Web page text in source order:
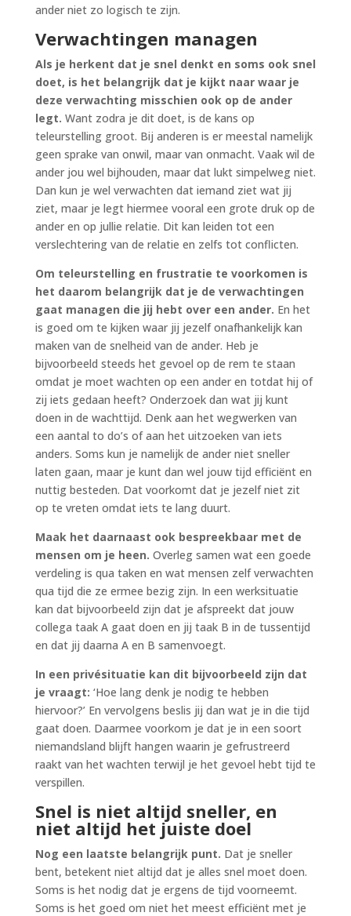
ander niet zo logisch te zijn.
Verwachtingen managen
Als je herkent dat je snel denkt en soms ook snel
doet, is het belangrijk dat je kijkt naar waar je
deze verwachting misschien ook op de ander
legt. Want zodra je dit doet, is de kans op
teleurstelling groot. Bij anderen is er meestal namelijk
geen sprake van onwil, maar van onmacht. Vaak wil de
ander jou wel bijhouden, maar dat lukt simpelweg niet.
Dan kun je wel verwachten dat iemand ziet wat jij
ziet, maar je legt hiermee vooral een grote druk op de
ander en op jullie relatie. Dit kan leiden tot een
verslechtering van de relatie en zelfs tot conflicten.
Om teleurstelling en frustratie te voorkomen is
het daarom belangrijk dat je de verwachtingen
gaat managen die jij hebt over een ander. En het
is goed om te kijken waar jij jezelf onafhankelijk kan
maken van de snelheid van de ander. Heb je
bijvoorbeeld steeds het gevoel op de rem te staan
omdat je moet wachten op een ander en totdat hij of
zij iets gedaan heeft? Onderzoek dan wat jij kunt
doen in de wachttijd. Denk aan het wegwerken van
een aantal to do’s of aan het uitzoeken van iets
anders. Soms kun je namelijk de ander niet sneller
laten gaan, maar je kunt dan wel jouw tijd efficiënt en
nuttig besteden. Dat voorkomt dat je jezelf niet zit
op te vreten omdat iets te lang duurt.
Maak het daarnaast ook bespreekbaar met de
mensen om je heen. Overleg samen wat een goede
verdeling is qua taken en wat mensen zelf verwachten
qua tijd die ze ermee bezig zijn. In een werksituatie
kan dat bijvoorbeeld zijn dat je afspreekt dat jouw
collega taak A gaat doen en jij taak B in de tussentijd
en dat jij daarna A en B samenvoegt.
In een privésituatie kan dit bijvoorbeeld zijn dat
je vraagt: ‘Hoe lang denk je nodig te hebben
hiervoor?’ En vervolgens beslis jij dan wat je in die tijd
gaat doen. Daarmee voorkom je dat je in een soort
niemandsland blijft hangen waarin je gefrustreerd
raakt van het wachten terwijl je het gevoel hebt tijd te
verspillen.
Snel is niet altijd sneller, en
niet altijd het juiste doel
Nog een laatste belangrijk punt. Dat je sneller
bent, betekent niet altijd dat je alles snel moet doen.
Soms is het nodig dat je ergens de tijd voorneemt.
Soms is het goed om niet het meest efficiënt met je